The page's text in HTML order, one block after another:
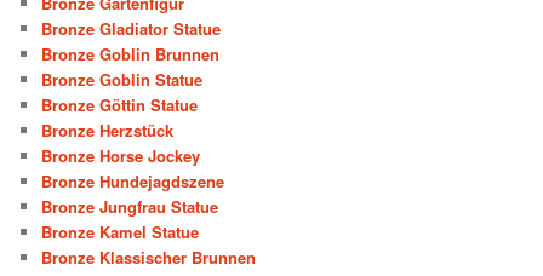
Bronze Gladiator Statue
Bronze Goblin Brunnen
Bronze Goblin Statue
Bronze Göttin Statue
Bronze Herzstück
Bronze Horse Jockey
Bronze Hundejagdszene
Bronze Jungfrau Statue
Bronze Kamel Statue
Bronze Klassischer Brunnen